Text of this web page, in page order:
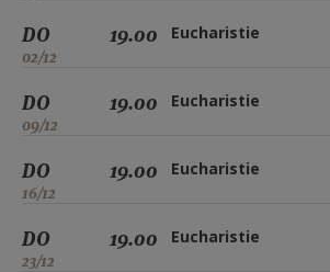
DO
02/12
19.00 Eucharistie
DO
09/12
19.00 Eucharistie
DO
16/12
19.00 Eucharistie
DO
23/12
19.00 Eucharistie